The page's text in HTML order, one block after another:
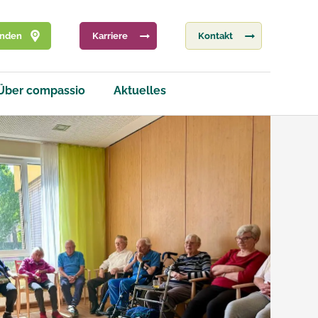
Karriere Kontakt
compassio Aktuelles